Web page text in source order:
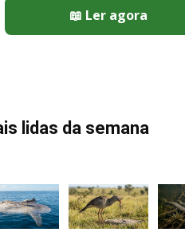
📖 Ler agora
lidas da semana